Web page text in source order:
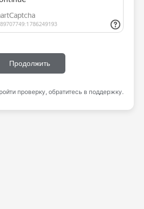
Продолжить
проверку, обратитесь в поддержку.